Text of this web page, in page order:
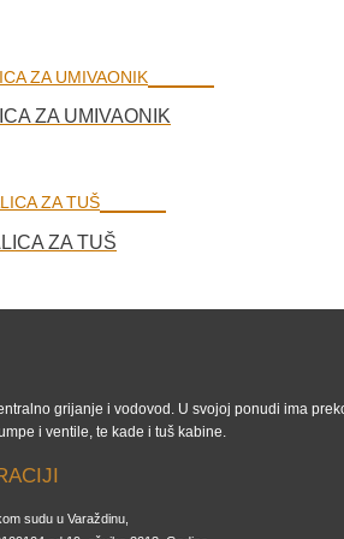
ZA UMIVAONIK
ZA TUŠ
grijanje i vodovod. U svojoj ponudi ima
i ventile, te kade i tuš kabine.
sudu u Varaždinu,